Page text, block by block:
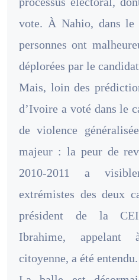
vote. À Nahio, dans le
personnes ont
déplorées par le
Mais, loin des
d’Ivoire a voté dans le
de violence
majeur : la peur de
2010-2011 a
extrémistes des deux
président de la
Ibrahime, appelant
citoyenne, a été entendu.